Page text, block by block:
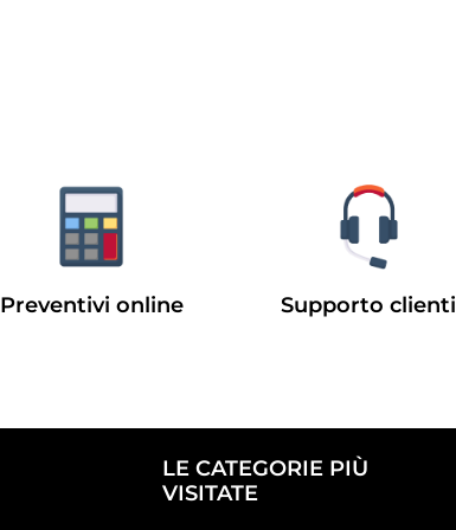
Preventivi online Supporto clienti
LE CATEGORIE PIÙ
VISITATE